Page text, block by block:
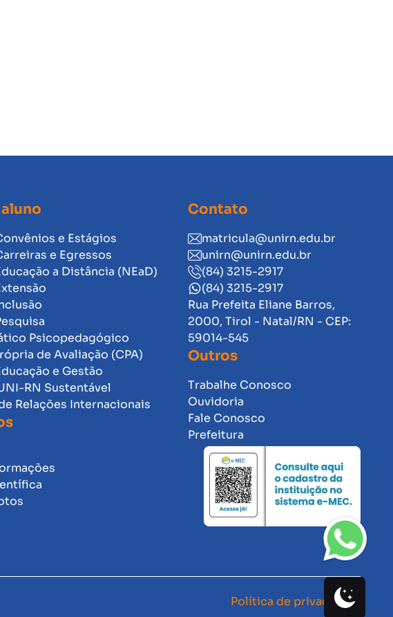
e Estágios
e Egressos
a Distância (NEaD)
Psicopedagógico
de Avaliação (CPA)
e Gestão
RN Sustentável
Relações Internacionais
Contato
matricula@unirn.edu.br
unirn@unirn.edu.br
(84) 3215-2917
(84) 3215-2917
Rua Prefeita Eliane Barros,
2000, Tirol - Natal/RN - CEP:
59014-545
Outros
Trabalhe Conosco
Ouvidoria
Fale Conosco
Prefeitura
Política de privacidade